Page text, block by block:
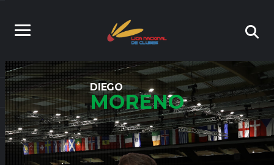
DIEGO
MORENO